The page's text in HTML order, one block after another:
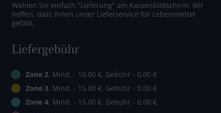
Wählen Sie einfach "Lieferung" am Kassenbildschirm. Wir
hoffen, dass Ihnen unser Lieferservice für Lebensmittel
gefällt.
Liefergebühr
Zone 2, Mind. - 10,00 €, Gebühr - 0,00 €
Zone 3, Mind. - 15,00 €, Gebühr - 0,00 €
Zone 4, Mind. - 15,00 €, Gebühr - 0,00 €